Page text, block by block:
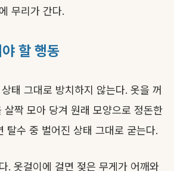
무리가 간다.
할 행동
태 그대로 방치하지 않는다. 옷을 꺼
살짝 모아 당겨 원래 모양으로 정돈한
탈수 중 벌어진 상태 그대로 굳는다.
. 옷걸이에 걸면 젖은 무게가 어깨와